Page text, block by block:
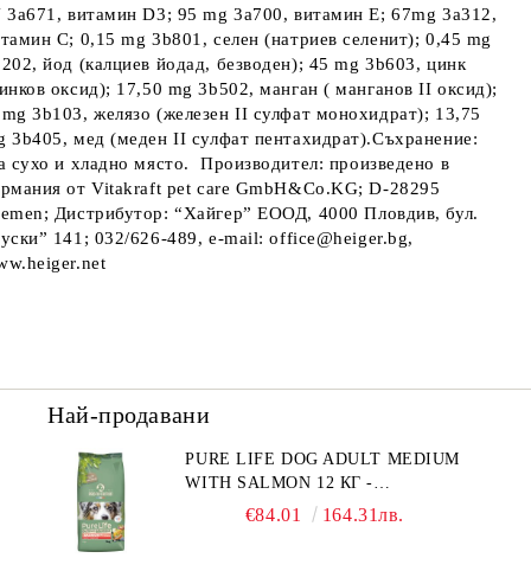
3a671, витамин D3; 95 mg 3a700, витамин Е; 67mg 3a312,
С; 0,15 mg 3b801, селен (натриев селенит); 0,45 mg
йод (калциев йодад, безводен); 45 mg 3b603, цинк
оксид); 17,50 mg 3b502, манган ( манганов II оксид);
3b103, желязо (железен II сулфат монохидрат); 13,75
3b405, мед (меден II сулфат пентахидрат).Съхранение:
сухо и хладно място. Производител: произведено в
от Vitakraft pet care GmbH&Co.KG; D-28295
Дистрибутор: “Хайгер” EООД, 4000 Пловдив, бул.
141; 032/626-489, e-mail: office@heiger.bg,
Най-продавани
PURE LIFE DOG ADULT MEDIUM
WITH SALMON 12 КГ -
ПЪЛНОЦЕННА ХРАНА ЗА
€84.01 164.31лв.